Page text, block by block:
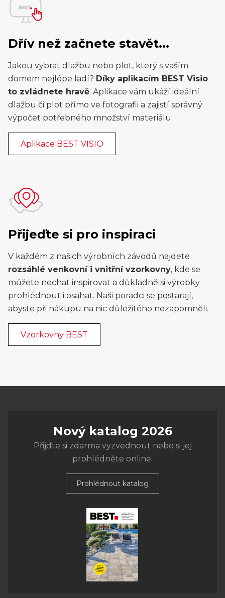
Dřív než začnete stavět...
Jakou vybrat dlažbu nebo plot, který s vaším
domem nejlépe ladí? Díky aplikacím BEST Visio
to zvládnete hravě. Aplikace vám ukáží ideální
dlažbu či plot přímo ve fotografii a zajistí správný
výpočet potřebného množství materiálu.
Aplikace BEST VISIO
Přijeďte si pro inspiraci
V každém z našich výrobních závodů najdete
rozsáhlé venkovní i vnitřní vzorkovny, kde se
můžete nechat inspirovat a důkladně si výrobky
prohlédnout i osahat. Naši poradci se postarají,
abyste při nákupu na nic důležitého nezapomněli.
Vzorkovny BEST
Nový katalog 2026
Přijďte si zdarma vyzvednout nebo si jej
prohlédněte online.
Prohlédnout katalog